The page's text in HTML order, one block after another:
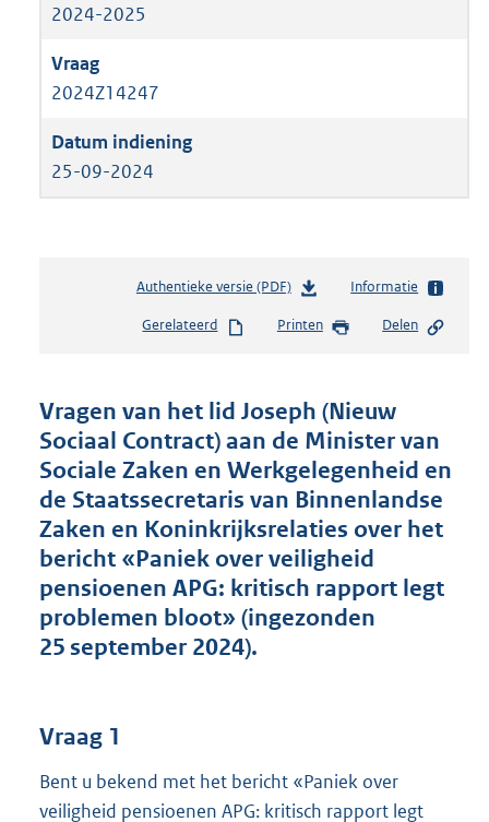
2024-2025
2024Z14247
25-09-2024
Authentieke versie (PDF)b
s
d
s
g
o
o
t
t
:
Informatie
Gerelateerd Printen Delen
Vragen van het lid Joseph (Nieuw
Sociaal Contract) aan de Minister van
Sociale Zaken en Werkgelegenheid en
de Staatssecretaris van Binnenlandse
Zaken en Koninkrijksrelaties over het
bericht «Paniek over veiligheid
pensioenen APG: kritisch rapport legt
problemen bloot» (ingezonden
25 september 2024).
Vraag 1
Bent u bekend met het bericht «Paniek over
veiligheid pensioenen APG: kritisch rapport legt